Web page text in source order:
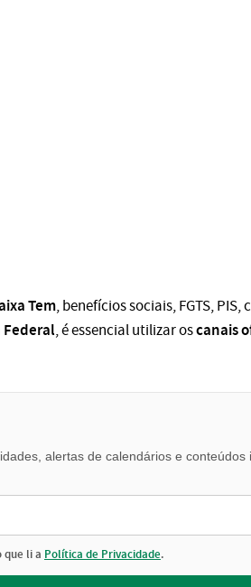
Tem, benefícios sociais, FGTS,
Federal, é essencial utilizar oscanais
alertas de calendários e conteúdos
que li a Política de Privacidade.